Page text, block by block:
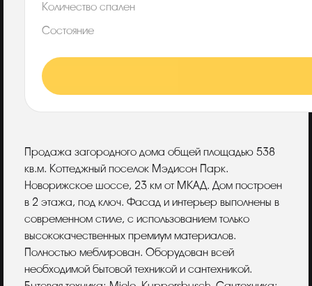
Количество спален
Состояние
Описание
Продажа загородного дома общей площадью 538
кв.м. Коттеджный поселок Мэдисон Парк.
Новорижское шоссе, 23 км от МКАД. Дом построен
в 2 этажа, под ключ. Фасад и интерьер выполнены в
современном стиле, с использованием только
высококачественных премиум материалов.
Полностью меблирован. Оборудован всей
необходимой бытовой техникой и сантехникой.